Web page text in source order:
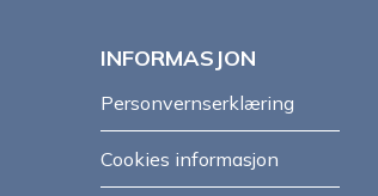
INFORMASJON
Personvernserklæring
Cookies informasjon